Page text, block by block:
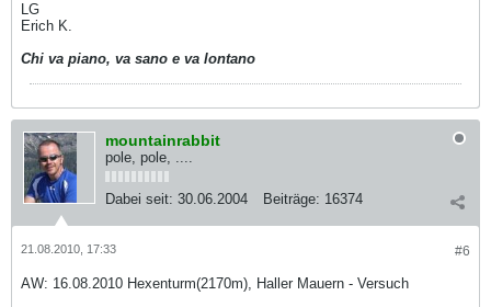
LG
Erich K.
Chi va piano, va sano e va lontano
mountainrabbit
pole, pole, ....
Dabei seit: 30.06.2004 Beiträge: 16374
#6
21.08.2010, 17:33
AW: 16.08.2010 Hexenturm(2170m), Haller Mauern - Versuch